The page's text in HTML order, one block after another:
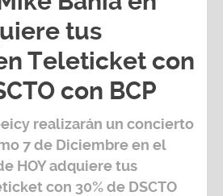
tus
Teleticket con
con BCP
realizarán un concierto
7 de Diciembre en el
HOY adquiere tus
con 30% de DSCTO